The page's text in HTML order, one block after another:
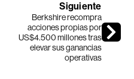
Siguiente
Berkshire recompra
acciones propias por
US$4.500 millones tras
elevar sus ganancias
operativas